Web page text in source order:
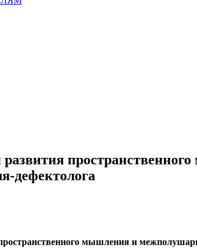
дефектолога
мышления и